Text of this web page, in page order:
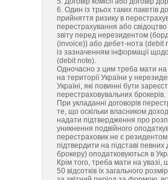
6. Один із трьох таких пакетів
прийняття ризику в
перестрахування або
звіту перед нерезидентом
(invoice)) або дебет-нота (debit
із зазначенням інформації
(debit note).
Одночасно з цим треба мати на
на території України у
Україні, які повинні бути
перестраховувальних брокерів.
При укладанні договорів
те, що оскільки власником
надати підтвердження про
уникнення подвійного
перестраховик не є
підтвердити на підставі певних
брокеру) оподатковуються в
Крім того, треба мати на
50 відсотків їх загального